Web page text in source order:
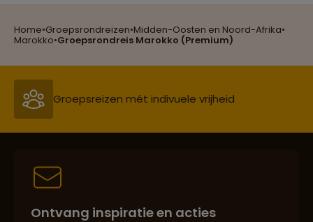
Home•Groepsrondreizen•Midden-Oosten en Noord-Afrika•
Marokko•Groepsrondreis Marokko (Premium)
Groepsreizen mét indivuele vrijheid
Persoonlijk en deskundig reisadvies
Best beoordeelde reisroutes
Ontvang inspiratie en acties